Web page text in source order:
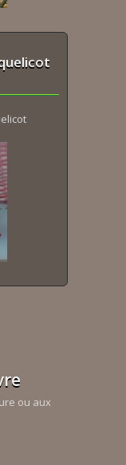
ou aux